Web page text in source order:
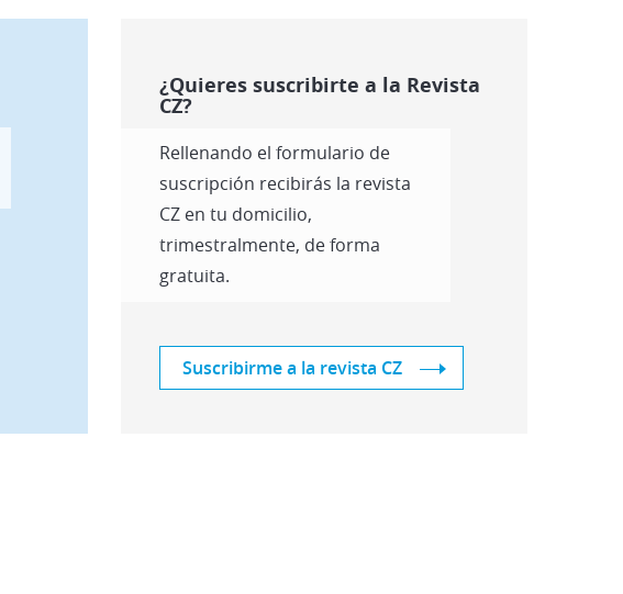
¿Quieres suscribirte a la Revista
CZ?
Rellenando el formulario de
suscripción recibirás la revista
CZ en tu domicilio,
trimestralmente, de forma
gratuita.
Suscribirme a la revista CZ